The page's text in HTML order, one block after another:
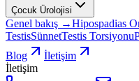
Çocuk Ürolojisi
Genel bakış →Hipospadias
TestisSünnetTestis Torsiyonu
Blog
İletişim
İletişim